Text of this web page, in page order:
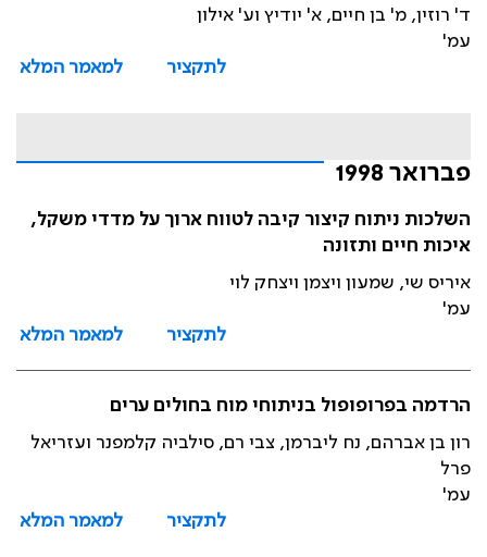
ד' רוזין, מ' בן חיים, א' יודיץ וע' אילון
עמ'
לתקציר
למאמר המלא
פברואר 1998
השלכות ניתוח קיצור קיבה לטווח ארוך על מדדי משקל,
איכות חיים ותזונה
איריס שי, שמעון ויצמן ויצחק לוי
עמ'
לתקציר
למאמר המלא
הרדמה בפרופופול בניתוחי מוח בחולים ערים
רון בן אברהם, נח ליברמן, צבי רם, סילביה קלמפנר ועזריאל
פרל
עמ'
לתקציר
למאמר המלא